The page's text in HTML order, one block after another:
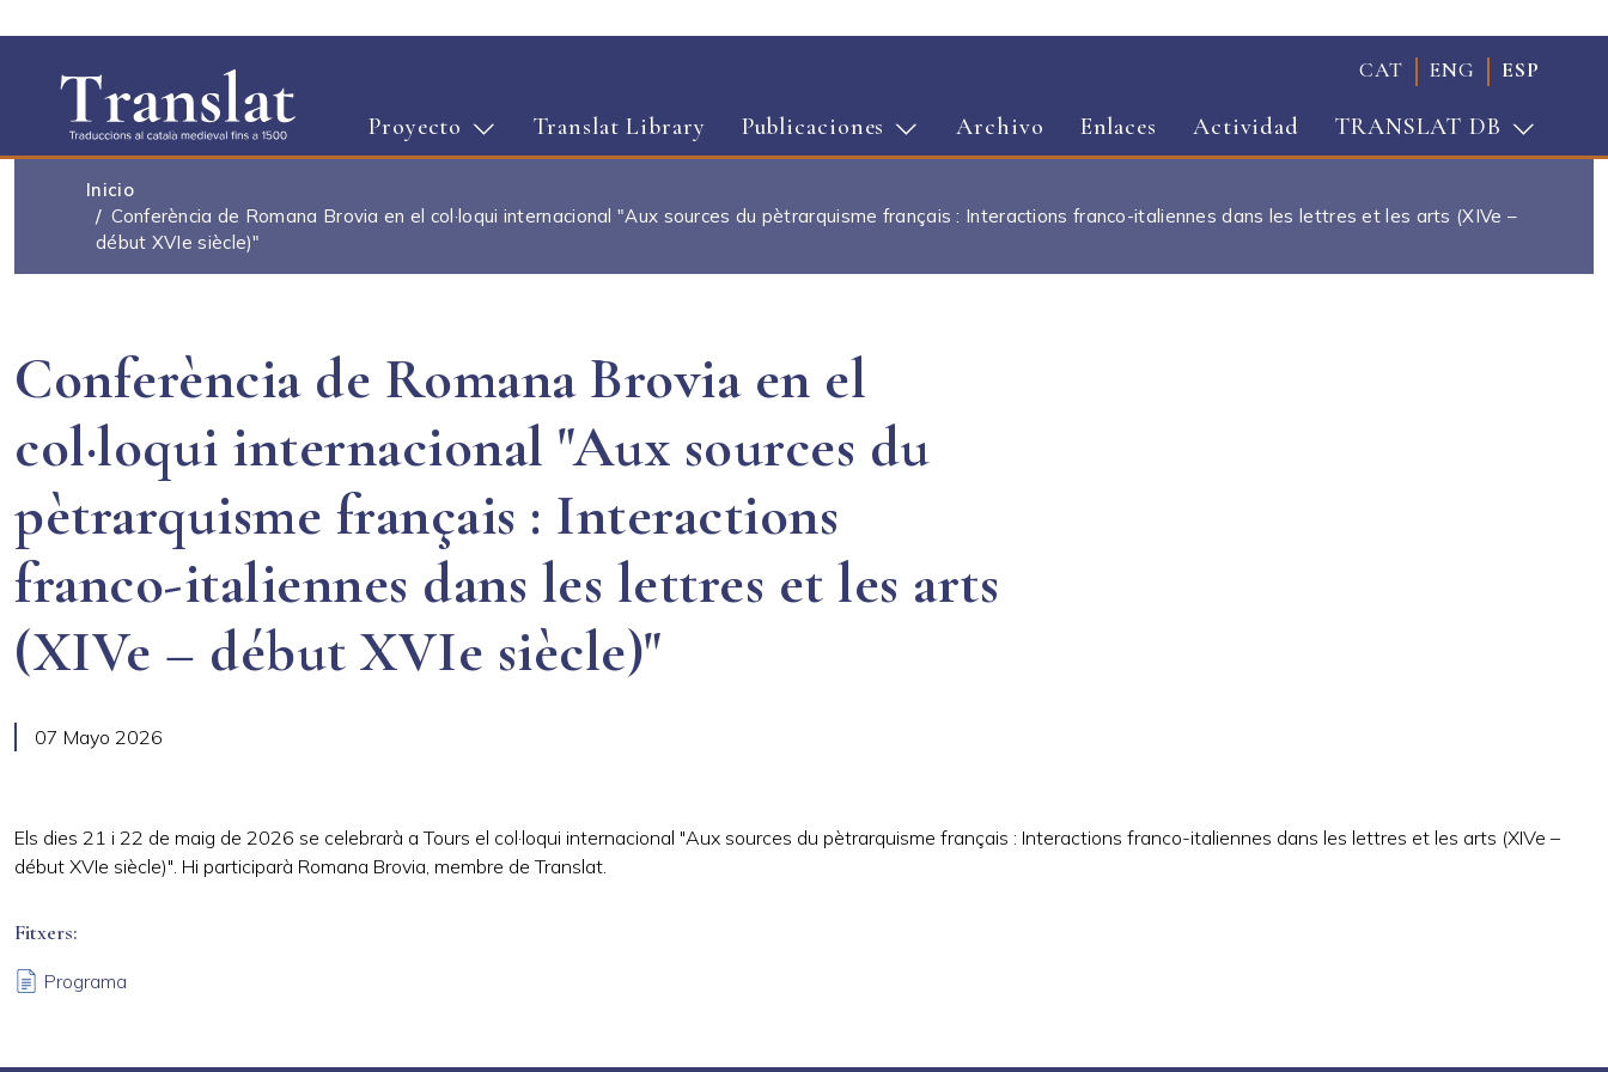
CAT ENG ESP
Proyecto Translat Library Publicaciones Archivo Enlaces Actividad TRANSLAT DB
Inicio
Conferència de Romana Brovia en el col·loqui internacional "Aux sources du pètrarquisme français : Interactions franco-italiennes dans les lettres et les arts (XIVe –
début XVIe siècle)"
Conferència de Romana Brovia en el
col·loqui internacional "Aux sources du
pètrarquisme français : Interactions
franco-italiennes dans les lettres et les arts
(XIVe – début XVIe siècle)"
07 Mayo 2026
Els dies 21 i 22 de maig de 2026 se celebrarà a Tours el col·loqui internacional "Aux sources du pètrarquisme français : Interactions franco-italiennes dans les lettres et les arts (XIVe –
début XVIe siècle)". Hi participarà Romana Brovia, membre de Translat.
Fitxers
Programa